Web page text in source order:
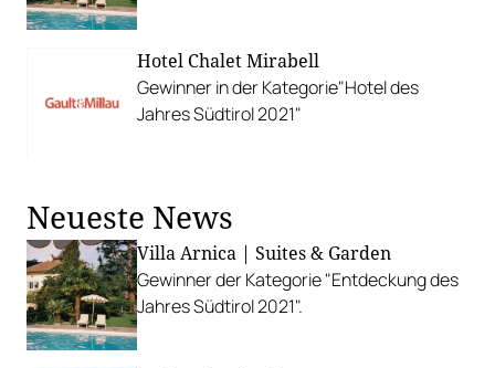
Hotel Chalet Mirabell
Gewinner in der Kategorie"Hotel des
Jahres Südtirol 2021"
Neueste News
Villa Arnica | Suites & Garden
Gewinner der Kategorie "Entdeckung des
Jahres Südtirol 2021".